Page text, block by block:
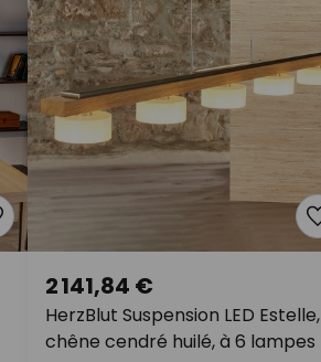
HerzBlut Suspension LED Estelle,
chêne cendré huilé, à 6 lampes
2 141,84 €